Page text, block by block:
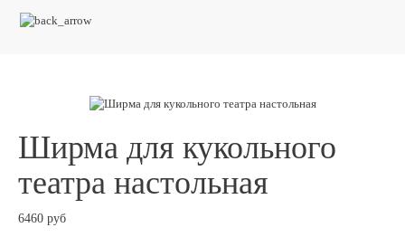
Ширма для кукольного
театра настольная
6460 руб